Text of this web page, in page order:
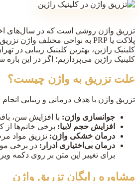
تزریق واژن روشی است که در سال‌های
پلاکت یا PRP به نواحی مختلف واژن تزریق می‌شود.
کلینیک راژین، بهترین کلینیک زیبایی در
کلینیک راژین می‌پردازیم؛ اگر در این باره
علت تزریق به واژن چیست؟
تزریق واژن با هدف درمانی و زیبایی
جوانسازی واژن: با افزایش سن،
افزایش حجم لابیا: برخی خانم‌ها از
درمان خشکی واژن: تزریق مواد
درمان بی‌اختیاری ادرار: در برخی
برای تغییر این متن بر روی دکمه
مشاوره رایگان تزریق واژن